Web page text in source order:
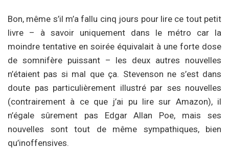
Bon, même s’il m’a fallu cinq jours pour lire ce tout petit
livre – à savoir uniquement dans le métro car la
moindre tentative en soirée équivalait à une forte dose
de somnifère puissant – les deux autres nouvelles
n’étaient pas si mal que ça. Stevenson ne s’est dans
doute pas particulièrement illustré par ses nouvelles
(contrairement à ce que j’ai pu lire sur Amazon), il
n’égale sûrement pas Edgar Allan Poe, mais ses
nouvelles sont tout de même sympathiques, bien
qu’inoffensives.